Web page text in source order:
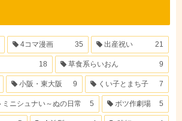
4コマ漫画 35 出産祝い 21
18 草食系らいおん 9
小阪・東大阪 9 くい子とまち子 7
ミニシュナい～ぬの日常 5 ボツ作劇場 5